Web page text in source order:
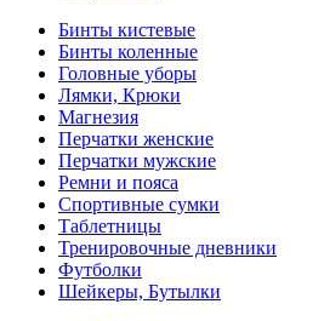
Бинты кистевые
Бинты коленные
Головные уборы
Лямки, Крюки
Магнезия
Перчатки женские
Перчатки мужские
Ремни и пояса
Спортивные сумки
Таблетницы
Тренировочные дневники
Футболки
Шейкеры, Бутылки